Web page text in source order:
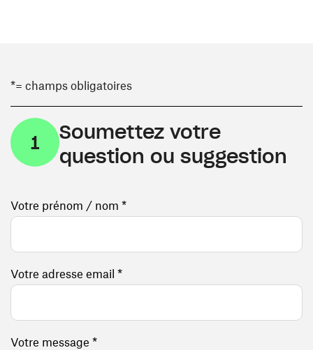
*= champs obligatoires
1
Soumettez votre
question ou suggestion
Votre prénom / nom *
Votre adresse email *
Votre message *